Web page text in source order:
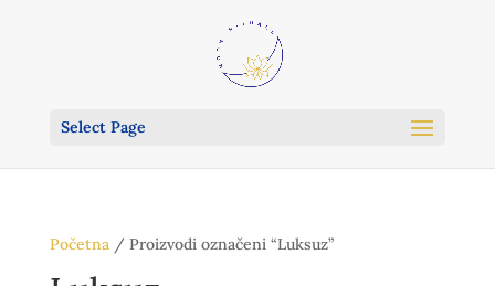
Select Page
Početna/ Proizvodi označeni “Luksuz”